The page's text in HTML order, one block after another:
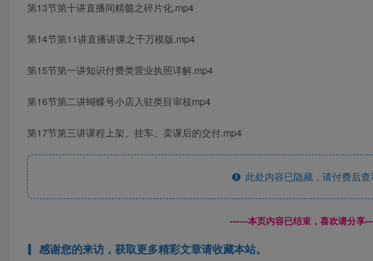
第13节第十讲直播间精髓之碎片化.mp4
第14节第11讲直播讲课之千万模版.mp4
第15节第一讲知识付费类营业执照详解.mp4
第16节第二讲蝴蝶号小店入驻类目审核mp4
第17节第三讲课程上架、挂车、卖课后的交付.mp4
此处内容已隐藏，请付费后
------本页内容已结束，喜欢请分享
感谢您的来访，获取更多精彩文章请收藏本站。